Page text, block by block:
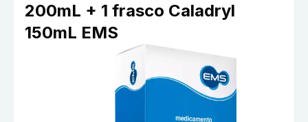
200mL + 1 frasco Caladryl
150mL EMS